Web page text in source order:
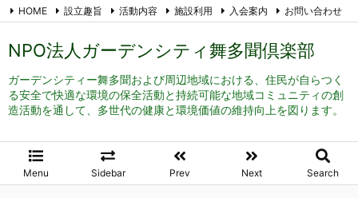
NPO法人ガーデンシティ舞多聞倶楽部
ガーデンシティー舞多聞および周辺地域における、住民が自らつく
る安全で快適な環境の保全活動と持続可能な地域コミュニティの創
造活動を通して、多世代の健康と環境価値の維持向上を図ります。
Menu Sidebar Prev Next Search
HOME 設立趣旨 活動内容 施設利用 入会案内
お問い合わせ